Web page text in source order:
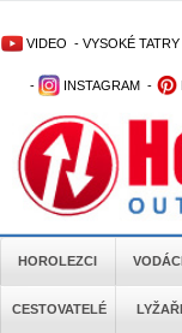
VIDEO - VYSOKÉ TATRY
- INSTAGRAM -
HOROLEZCI
CESTOVATELÉ LYŽAŘI